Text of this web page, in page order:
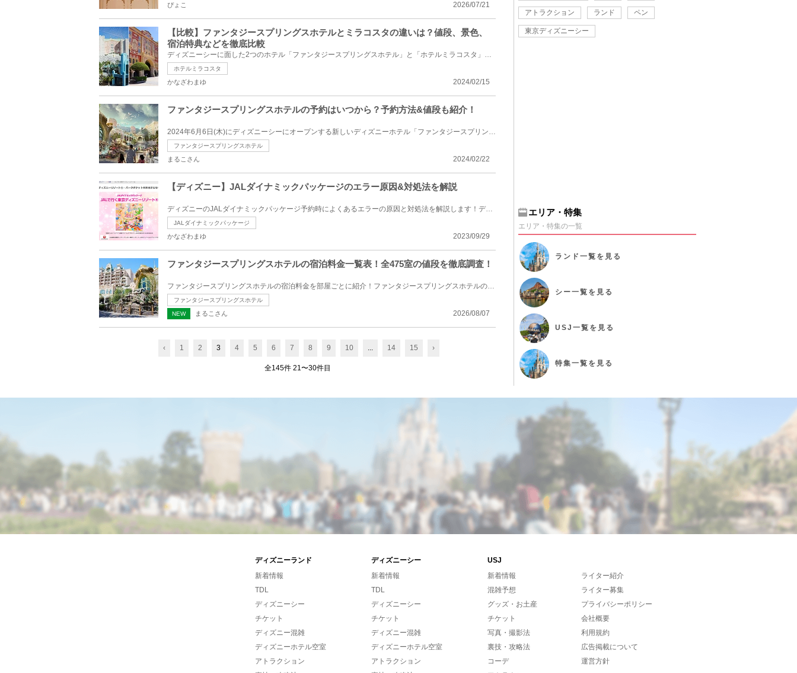
2026/07/21
ぴょこ
【比較】ファンタジースプリングスホテルとミラコスタの違いは？値段、景色、
宿泊特典などを徹底比較
ディズニーシーに面した2つのホテル「ファンタジースプリングスホテル」と「ホテルミラコスタ」。同じパ...
ホテルミラコスタ
2024/02/15
かなざわまゆ
ファンタジースプリングスホテルの予約はいつから？予約方法&値段も紹介！
2024年6月6日(木)にディズニーシーにオープンする新しいディズニーホテル「ファンタジースプリングスホ...
ファンタジースプリングスホテル
2024/02/22
まるこさん
【ディズニー】JALダイナミックパッケージのエラー原因&対処法を解説
ディズニーのJALダイナミックパッケージ予約時によくあるエラーの原因と対処法を解説します！ディズニー...
JALダイナミックパッケージ
2023/09/29
かなざわまゆ
ファンタジースプリングスホテルの宿泊料金一覧表！全475室の値段を徹底調査！
ファンタジースプリングスホテルの宿泊料金を部屋ごとに紹介！ファンタジースプリングスホテルの全475室...
ファンタジースプリングスホテル
2026/08/07
NEW まるこさん
‹ 1 2 3 4 5 6 7 8 9 10 ... 14 15 ›
全145件 21〜30件目
アトラクション ランド ペン
東京ディズニーシー
エリア・特集
エリア・特集の一覧
ランド 一覧を見る
シー一覧を見る
USJ 一覧を見る
特集一覧を見る
ディズニーランド ディズニーシー
USJ
新着情報
TDL
ディズニーシー
チケット
ディズニー混雑
ディズニーホテル空室
アトラクション
新着情報
TDL
ディズニーシー
チケット
ディズニー混雑
ディズニーホテル空室
アトラクション
新着情報
混雑予想
グッズ・お土産
チケット
写真・撮影法
裏技・攻略法
コーデ
ライター紹介
ライター募集
プライバシーポリシー
会社概要
利用規約
広告掲載について
運営方針